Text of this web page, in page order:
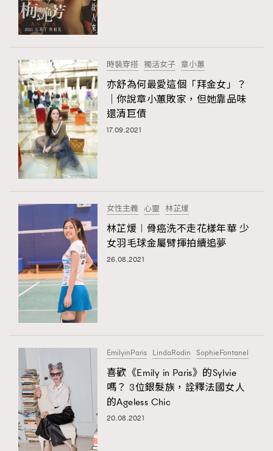
FigaroLifestyle 230
FigaroLove 89
FigaroMasterclass 20
FigaroMusic 90
FigaroStyle
FigaroSubculture
Grooming&Fitness
HommesFashion 2
HommeStyle
NoBagNoLife
VAxChowSangSang
WatchesWonder&Beyond
WatchesWonder&Beyond 1
向ChanelN°5致敬
大時代小事情 42
時尚熱話 537
#FigaroIssue 容祖兒封面專訪｜追逐歌手夢
#FigaroIssue 專訪陳漢娜Hanna與Takuro｜模特
時裝穿搭 獨活女子 章小蕙
亦舒為何最愛這個「拜金女」？
｜你說章小蕙敗家，但她靠品味
還清巨債
17.09.2021
女性主義 心靈 林芷煖
林芷煖︱骨癌洗不走花樣年華 少
女羽毛球金屬臂揮拍續追夢
26.08.2021
EmilyinParis LindaRodin SophieFontanel
喜歡《Emily in Paris》的Sylvie
嗎？ 3位銀髮族，詮釋法國女人
的Ageless Chic
20.08.2021